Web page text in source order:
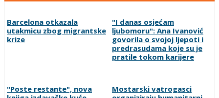
Barcelona otkazala
utakmicu zbog migrantske
krize
"I danas osjećam
ljubomoru": Ana Ivanović
govorila o svojoj ljepoti i
predrasudama koje su je
pratile tokom karijere
"Poste restante", nova
Mostarski vatrogasci